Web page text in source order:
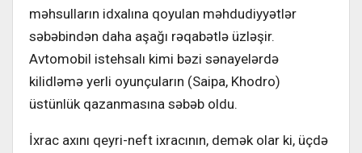
məhsulların idxalına qoyulan məhdudiyyətlər
səbəbindən daha aşağı rəqabətlə üzləşir.
Avtomobil istehsalı kimi bəzi sənayelərdə
kilidləmə yerli oyunçuların (Saipa, Khodro)
üstünlük qazanmasına səbəb oldu.
İxrac axını qeyri-neft ixracının, demək olar ki, üçdə